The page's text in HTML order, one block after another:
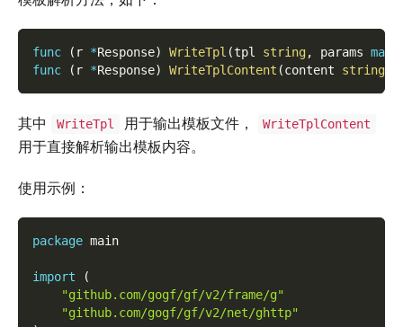
func ( r *Response) WriteTpl (tpl string, params map
func
( r *Response) WriteTplContent (content string
其中 WriteTpl 用于输出模板文件， WriteTplContent
用于直接解析输出模板内容。
使用示例：
package main
import
(
"github.com/gogf/gf/v2/frame/g"
"github.com/gogf/gf/v2/net/ghttp"